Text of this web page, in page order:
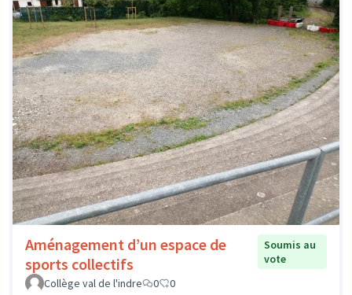
Aménagement d’un espace de
sports collectifs
Soumis au
vote
Collège val de l'indre
0 0